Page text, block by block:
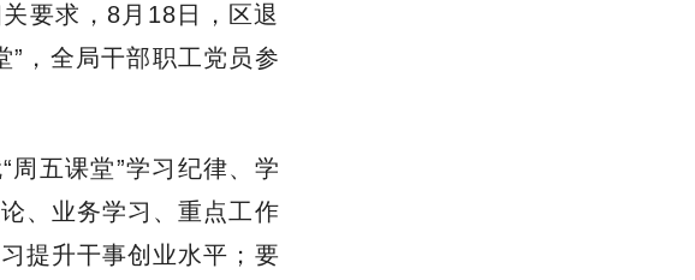
要求，8月18日，区退
”，全局干部职工党员参
周五课堂”学习纪律、学
、业务学习、重点工作
提升干事创业水平；要